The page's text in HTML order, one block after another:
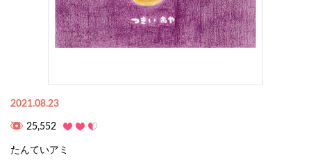
2021.08.23
25,552
たんていアミ